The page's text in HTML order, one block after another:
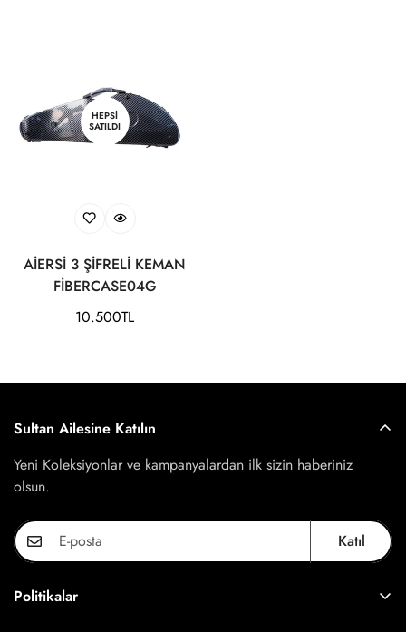
HEPSI
SATILDI
AİERSİ 3 ŞİFRELİ KEMAN
FİBERCASE04G
Normal
10.500TL
Sultan Ailesine Katılın
Yeni Koleksiyonlar ve kampanyalardan ilk sizin haberiniz
olsun.
Katıl
Politikalar